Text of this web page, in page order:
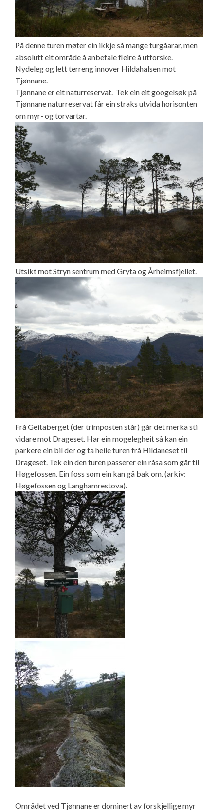
På denne turen møter ein ikkje så mange turgåarar, men
absolutt eit område å anbefale fleire å utforske.
Nydeleg og lett terreng innover Hildahalsen mot
Tjønnane.
Tjønnane er eit naturreservat. Tek ein eit googelsøk på
Tjønnane naturreservat får ein straks utvida horisonten
om myr- og torvartar.
Utsikt mot Stryn sentrum med Gryta og Årheimsfjellet.
Frå Geitaberget (der trimposten står) går det merka sti
vidare mot Drageset. Har ein mogelegheit så kan ein
parkere ein bil der og ta heile turen frå Hildaneset til
Drageset. Tek ein den turen passerer ein råsa som går til
Høgefossen. Ein foss som ein kan gå bak om. (arkiv:
Høgefossen og Langhamrestova).
Området ved Tjønnane er dominert av forskjellige myr